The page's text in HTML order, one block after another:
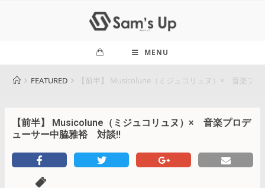
MENU
FEATURED 【前半】 Musicolune（ミジュコリュヌ）× 音楽プ
【前半】 Musicolune（ミジュコリュヌ）× 音楽プロデ
ューサー中脇雅裕 対談!!